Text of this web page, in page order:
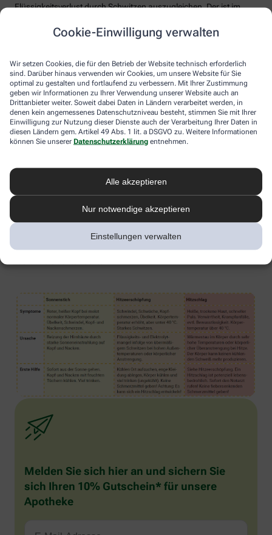
Cookie-Einwilligung verwalten
Wir setzen Cookies, die für den Betrieb der Website technisch erforderlich
sind. Darüber hinaus verwenden wir Cookies, um unsere Website für Sie
optimal zu gestalten und fortlaufend zu verbessern. Mit Ihrer Zustimmung
geben wir Informationen zu Ihrer Verwendung unserer Website auch an
Drittanbieter weiter. Soweit dabei Daten in Ländern verarbeitet werden, in
denen kein angemessenes Datenschutzniveau besteht, stimmen Sie mit Ihrer
Einwilligung zur Nutzung dieser Dienste auch der Verarbeitung Ihrer Daten in
diesen Ländern gem. Artikel 49 Abs. 1 lit. a DSGVO zu. Weitere Informationen
können Sie unserer Datenschutzerklärung entnehmen.
Alle akzeptieren
Nur notwendige akzeptieren
Einstellungen verwalten
Flüssigkeitsverlust durch Schwitzen auszugleichen. Der ist im
Temperaturen. Trinken wir zu wenig, sind Kopfschmerzen und
Konzentrationsprobleme meist die Folge.
Weniger bekannt ist, dass ein Flüssigkeitsmangel auch anderen
Organen zusetzt. So kann Hitzestress auch ernsthaft die Nieren
schädigen – und zwar nachhaltig und auch bei gesunden
Menschen. Als Faustregel gilt: Zwei bis drei Liter täglich sollten es
sein. Die besten Durstlöscher: Mineralwasser, ungesüßte Kräuter-
und Früchtetees oder verdünnte Säfte. Auch wasserreiches Obst
und Gemüse wie Melonen, Gurken oder Tomaten kann
Flüssigkeitsverluste ausgleichen. Bei Herz-Kreislauf- oder
besprechen.
Sonnenstich, Hitzeerschöpfung und
Hitzschlag: Was ist das eigentlich?
Grad oder einfach nur die drückende Hitze in der Stadt:
Hitzeerkrankungen können mitunter lebensbedrohlich sein.
Melden Sie sich hier an und sichern Sie
sich Ihren 10% Gutschein* für unsere
Apotheke